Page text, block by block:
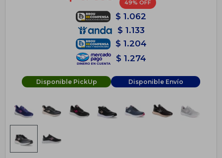
49
$ 1.062
$ 1.133
$ 1.204
$ 1.274
Disponible PickUp Disponible Envío